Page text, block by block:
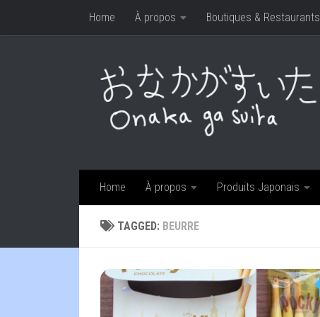
Skip to contentHome À propos Boutiques & Restaurants
Home À propos Produits Japonais
TAGGED: BEURRE